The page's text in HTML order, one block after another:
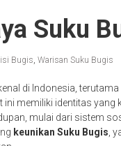
Suku
Bugis, Warisan Suku Bugis
di Indonesia,
ini memiliki identitas yang
mulai dari sistem
keunikan Suku Bugis ,